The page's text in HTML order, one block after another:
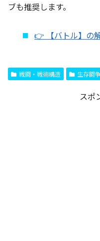
ブも推奨します。
👉 【バトル】の
戦闘・戦術構造 生存闘
スポ